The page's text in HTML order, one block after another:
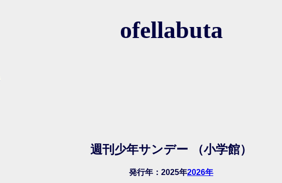
ofellabuta
週刊少年サンデー （小学館）
発行年： 2025年2026年